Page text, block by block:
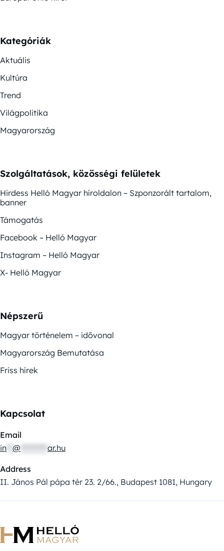
Kategóriák
Aktuális
Kultúra
Trend
Világpolitika
Magyarország
Szolgáltatások, közösségi felületek
Hirdess Helló Magyar híroldalon – Szponzorált tartalom,
banner
Támogatás
Facebook – Helló Magyar
Instagram – Helló Magyar
X- Helló Magyar
Népszerű
Magyar történelem – idővonal
Magyarország Bemutatása
Friss hírek
Kapcsolat
Email
in @ ar.hu
Address
II. János Pál pápa tér 23. 2/66., Budapest 1081, Hungary